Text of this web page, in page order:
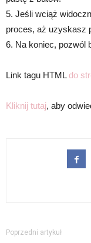
5. Jeśli wciąż
proces, aż uzyskasz
6. Na koniec, pozwól
Link tagu HTMLdo
Kliknij tutaj, aby
Poprzedni artykuł